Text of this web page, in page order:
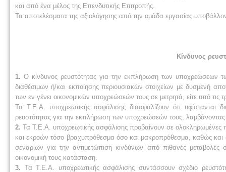
και από ένα μέλος της Επενδυτικής Επιτροπής.
Τα αποτελέσματα της αξιολόγησης από την ομάδα εργασίας
Κίνδυνος
1. Ο κίνδυνος ρευστότητας για την εκπλήρωση των υποχρεώσεων
διαθέσιμων ή/και εκποίησης περιουσιακών στοιχείων με δυσμενή
των εν γένει οικονομικών υποχρεώσεών τους σε μετρητά, είτε υπό τις
Τα Τ.Ε.Α. υποχρεωτικής ασφάλισης διασφαλίζουν ότι υφίστανται
ρευστότητας για την εκπλήρωση των υποχρεώσεών τους,
2. Τα Τ.Ε.Α. υποχρεωτικής ασφάλισης προβαίνουν σε ολοκληρωμένες
και εκροών τόσο βραχυπρόθεσμα όσο και μακροπρόθεσμα, καθώς
σεναρίων για την αντιμετώπιση κινδύνων από πιθανές μεταβολές
οικονομική τους κατάσταση.
3. Τα Τ.Ε.Α. υποχρεωτικής ασφάλισης συντάσσουν σχέδιο